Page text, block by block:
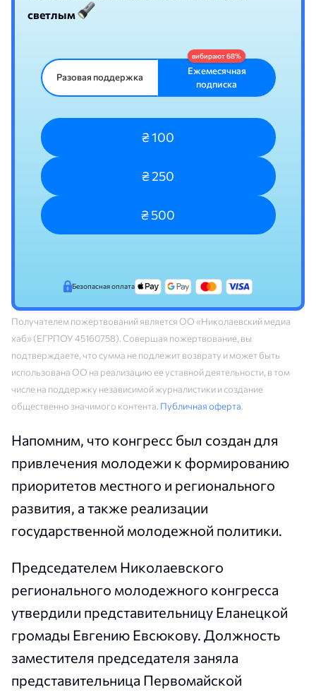
светлым
Разовая поддержка
Ежемесячная
подписка
₴ 100
₴ 250
₴ 500
Безопасная оплата
Получателем пожертвований является ОО «Николаевский медиа
хаб» (ЕГРПОУ 45160758). Совершая пожертвование, вы
подтверждаете, что сумма не подлежит возврату и может быть
использована ОО на реализацию ее уставной деятельности, в том
числе на поддержку независимой журналистики и создание
общественно значимого контента. Публичная оферта.
Напомним, что конгресс был создан для
привлечения молодежи к формированию
приоритетов местного и регионального
развития, а также реализации
государственной молодежной политики.
Председателем Николаевского
регионального молодежного конгресса
утвердили представительницу Еланецкой
громады Евгению Евсюкову. Должность
заместителя председателя заняла
представительница Первомайской